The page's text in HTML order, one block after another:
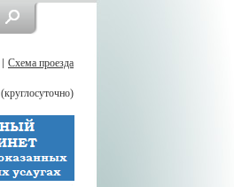
Схема проезда
(круглосуточно)